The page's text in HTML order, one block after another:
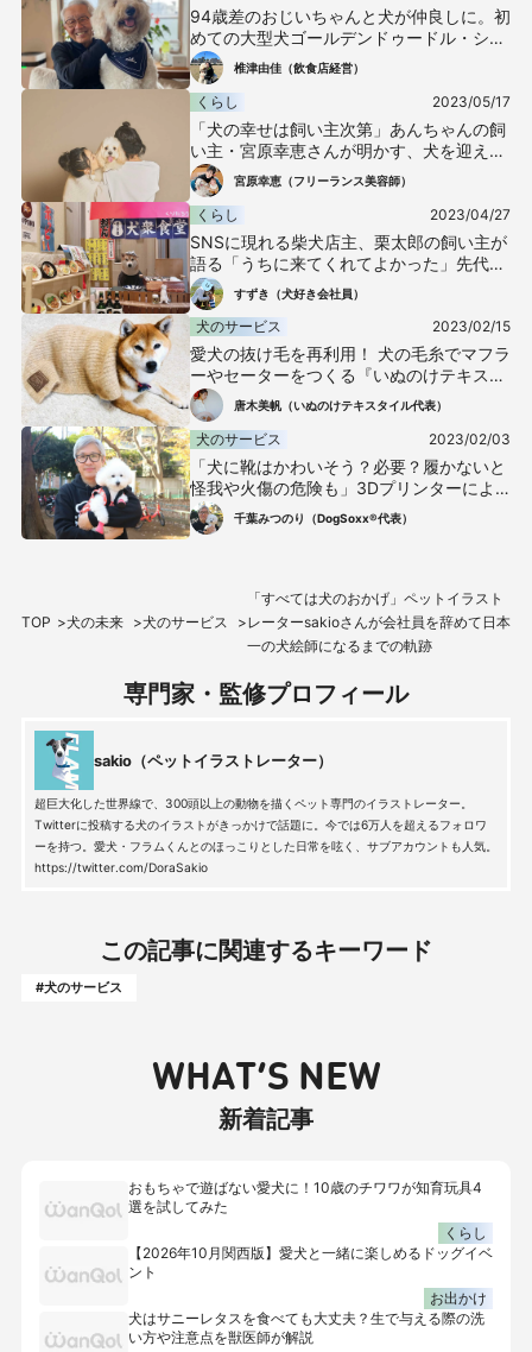
94歳差のおじいちゃんと犬が仲良しに。初
めての大型犬ゴールデンドゥードル・シエ
ルくんの暮らし
椎津由佳（飲食店経営）
くらし 2023/05/17
「犬の幸せは飼い主次第」あんちゃんの飼
い主・宮原幸恵さんが明かす、犬を迎え入
れるときの覚悟
宮原幸恵（フリーランス美容師）
くらし 2023/04/27
SNSに現れる柴犬店主、栗太郎の飼い主が
語る「うちに来てくれてよかった」先代犬
との別れ・コロナ禍での救い
すずき（犬好き会社員）
犬のサービス 2023/02/15
愛犬の抜け毛を再利用！ 犬の毛糸でマフラ
ーやセーターをつくる『いぬのけテキスタ
イル』唐木美帆（いぬのけテキスタイル代表）
犬のサービス 2023/02/03
「犬に靴はかわいそう？必要？履かないと
怪我や火傷の危険も」3Dプリンターによ
るオーダーメイド犬用靴『DogSoxx』開発
の経緯
千葉みつのり（DogSoxx®️代表）
TOP 犬の未来 犬のサービス
「すべては犬のおかげ」ペットイラスト
レーターsakioさんが会社員を辞めて日本
一の犬絵師になるまでの軌跡
専門家・監修プロフィール
sakio（ペットイラストレーター）
超巨大化した世界線で、300頭以上の動物を描くペット専門のイラストレーター。
Twitterに投稿する犬のイラストがきっかけで話題に。今では6万人を超えるフォロワ
ーを持つ。愛犬・フラムくんとのほっこりとした日常を呟く、サブアカウントも人気。
https://twitter.com/DoraSakio
この記事に関連するキーワード
#犬のサービス
WHAT’S NEW
新着記事
おもちゃで遊ばない愛犬に！10歳のチワワが知育玩具4
選を試してみた
くらし
【2026年10月関西版】愛犬と一緒に楽しめるドッグイベ
ント
お出かけ
犬はサニーレタスを食べても大丈夫？生で与える際の洗
い方や注意点を獣医師が解説